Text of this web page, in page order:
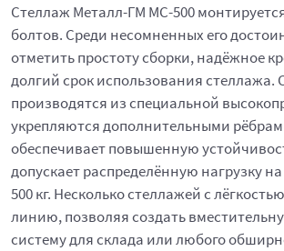
Стеллаж Металл-ГМ МС-500
болтов. Среди несомненных его
отметить простоту сборки, надёжное
долгий срок использования стеллажа.
производятся из специальной
укрепляются дополнительными
обеспечивает повышенную
допускает распределённую нагрузку
500 кг. Несколько стеллажей с
линию, позволяя создать
систему для склада или любого